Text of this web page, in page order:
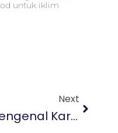
untuk iklim
Next
Mengenal Karakter Interior Di Bali Yang Unik Dan Berkarakter